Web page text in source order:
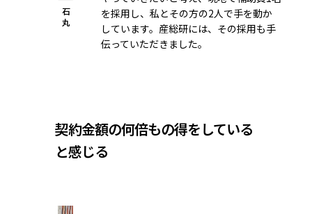
石
丸
を採用し、私とその方の2人で手を動か
しています。産総研には、その採用も手
伝っていただきました。
契約金額の何倍もの得をしている
と感じる